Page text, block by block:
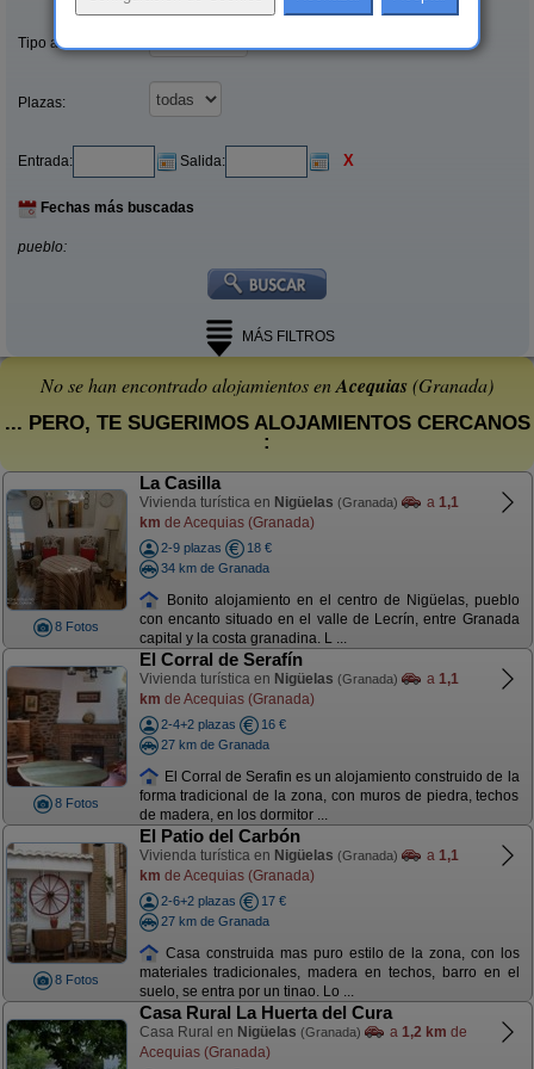
Tipo alquiler:
Plazas:
Entrada: Salida: X
Fechas más buscadas
pueblo:
MÁS FILTROS
No se han encontrado alojamientos enAcequias(Granada)
... PERO, TE SUGERIMOS ALOJAMIENTOS CERCANOS
:
8 Fotos
La Casilla
Vivienda turística en Nigüelas (Granada) a 1,1
km de Acequias (Granada)
2-9 plazas
18 €
34 km de Granada
Bonito alojamiento en el centro de Nigüelas, pueblo
con encanto situado en el valle de Lecrín, entre Granada
capital y la costa granadina. L ...
8 Fotos
El Corral de Serafín
Vivienda turística en Nigüelas (Granada) a 1,1
km de Acequias (Granada)
2-4+2 plazas
16 €
27 km de Granada
El Corral de Serafin es un alojamiento construido de la
forma tradicional de la zona, con muros de piedra, techos
de madera, en los dormitor ...
8 Fotos
El Patio del Carbón
Vivienda turística en Nigüelas (Granada) a 1,1
km de Acequias (Granada)
2-6+2 plazas
17 €
27 km de Granada
Casa construida mas puro estilo de la zona, con los
materiales tradicionales, madera en techos, barro en el
suelo, se entra por un tinao. Lo ...
Casa Rural La Huerta del Cura
Casa Rural en Nigüelas (Granada) a 1,2 km de
Acequias (Granada)